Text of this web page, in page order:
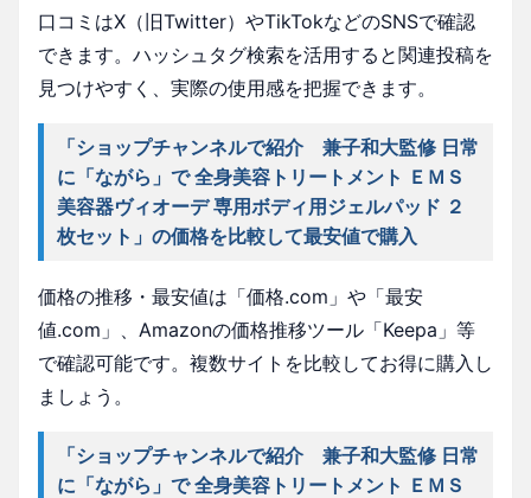
口コミはX（旧Twitter）やTikTokなどのSNSで確認
できます。ハッシュタグ検索を活用すると関連投稿を
見つけやすく、実際の使用感を把握できます。
「ショップチャンネルで紹介 兼子和大監修 日常
に「ながら」で 全身美容トリートメント ＥＭＳ
美容器ヴィオーデ 専用ボディ用ジェルパッド ２
枚セット」の価格を比較して最安値で購入
価格の推移・最安値は「価格.com」や「最安
値.com」、Amazonの価格推移ツール「Keepa」等
で確認可能です。複数サイトを比較してお得に購入し
ましょう。
「ショップチャンネルで紹介 兼子和大監修 日常
に「ながら」で 全身美容トリートメント ＥＭＳ